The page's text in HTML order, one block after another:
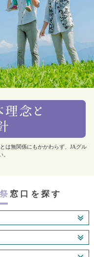
は無関係にもかかわらず、JAグル
窓口を探す